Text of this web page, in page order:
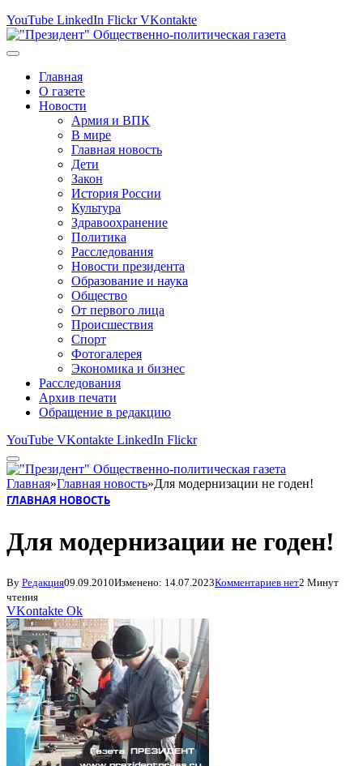
YouTube LinkedIn Flickr VKontakte
Главная
О газете
Новости
Армия и ВПК
В мире
Главная новость
Дети
Закон
История России
Культура
Здравоохранение
Политика
Расследования
Новости президента
Образование и наука
Общество
От первого лица
Происшествия
Спорт
Фотогалерея
Экономика и бизнес
Расследования
Архив печати
Обращение в редакцию
YouTube VKontakte LinkedIn Flickr
Главная»Главная новость»Для модернизации не годен!
ГЛАВНАЯ НОВОСТЬ
Для модернизации не годен!
By Редакция09.09.2010Изменено: 14.07.2023Комментариев нет2 Минут
чтения
VKontakte Ok